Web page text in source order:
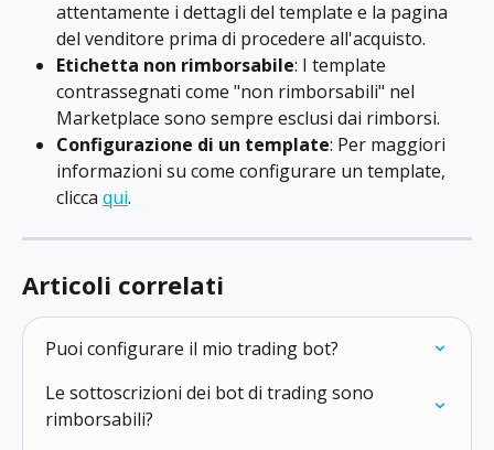
attentamente i dettagli del template e la pagina
del venditore prima di procedere all'acquisto.
Etichetta non rimborsabile: I template
contrassegnati come "non rimborsabili" nel
Marketplace sono sempre esclusi dai rimborsi.
Configurazione di un template: Per maggiori
informazioni su come configurare un template,
clicca qui.
Articoli correlati
Puoi configurare il mio trading bot?
Le sottoscrizioni dei bot di trading sono
rimborsabili?